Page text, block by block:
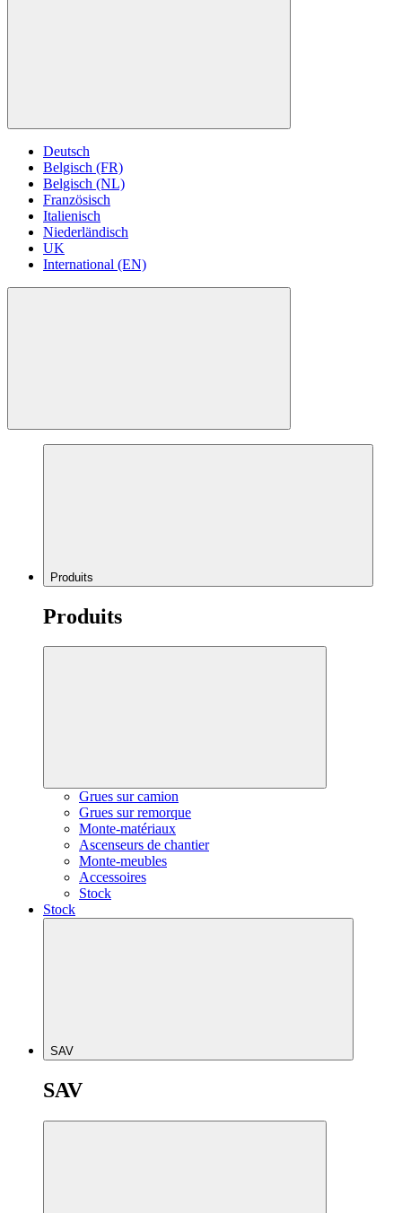
Deutsch
Belgisch (FR)
Belgisch (NL)
Französisch
Italienisch
Niederländisch
UK
International (EN)
Produits
Produits
Grues sur camion
Grues sur remorque
Monte-matériaux
Ascenseurs de chantier
Monte-meubles
Accessoires
Stock
Stock
SAV
SAV